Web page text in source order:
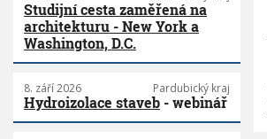
Studijní cesta zaměřená na
architekturu - New York a
Washington, D.C.
8. září 2026 Pardubický kraj
Hydroizolace staveb - webinář